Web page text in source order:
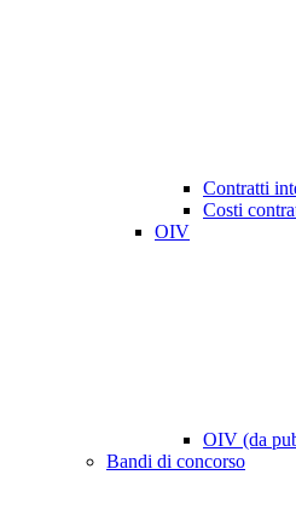
Contratti
Costi
OIV
OIV (da
Bandi di concorso